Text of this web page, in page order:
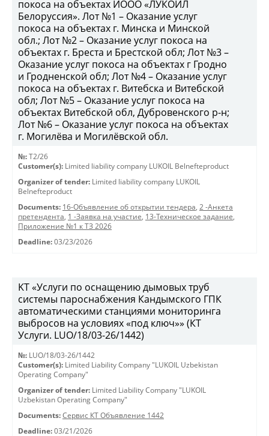
покоса на объектах ИООО «ЛУКОЙЛ
Белоруссия». Лот №1 – Оказание услуг
покоса на объектах г. Минска и Минской
обл.; Лот №2 – Оказание услуг покоса на
объектах г. Бреста и Брестской обл; Лот №3 –
Оказание услуг покоса на объектах г Гродно
и Гродненской обл; Лот №4 – Оказание услуг
покоса на объектах г. Витебска и Витебской
обл; Лот №5 – Оказание услуг покоса на
объектах Витебской обл, Дубровенского р-н;
Лот №6 – Оказание услуг покоса на объектах
г. Могилёва и Могилёвской обл.
№: T2/26
Customer(s): Limited liability company LUKOIL Belnefteproduct
Organizer of tender: Limited liability company LUKOIL
Belnefteproduct
Documents: 16-Объявление об открытии тендера, 2 -Анкета
претендента, 1 -Заявка на участие, 13-Техническое задание,
Приложение №1 к ТЗ 2026
Deadline: 03/23/2026
KT «Услуги по оснащению дымовых труб
системы пароснабжения Кандымского ГПК
автоматическими станциями мониторинга
выбросов на условиях «под ключ»» (КТ
Услуги. LUO/18/03-26/1442)
№: LUO/18/03-26/1442
Customer(s): Limited Liability Company "LUKOIL Uzbekistan
Operating Company"
Organizer of tender: Limited Liability Company "LUKOIL
Uzbekistan Operating Company"
Documents: Сервис КТ Объявление 1442
Deadline: 03/21/2026